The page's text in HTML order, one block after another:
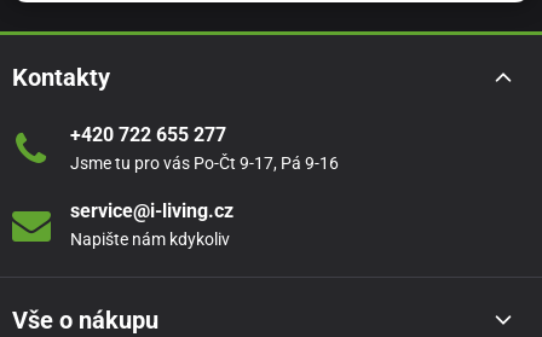
Kontakty
+420 722 655 277
Jsme tu pro vás Po-Čt 9-17, Pá 9-16
service@i-living.cz
Napište nám kdykoliv
Vše o nákupu